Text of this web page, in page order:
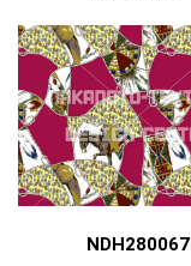
NDH280067